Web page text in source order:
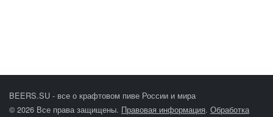
BEERS.SU - все о крафтовом пиве России и мира
© 2026 Все права защищены. Правовая информация. Обработка